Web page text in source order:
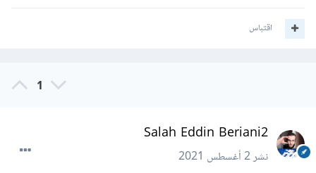
اقتباس
1
Salah Eddin Beriani2
نشر2 أغسطس 2021